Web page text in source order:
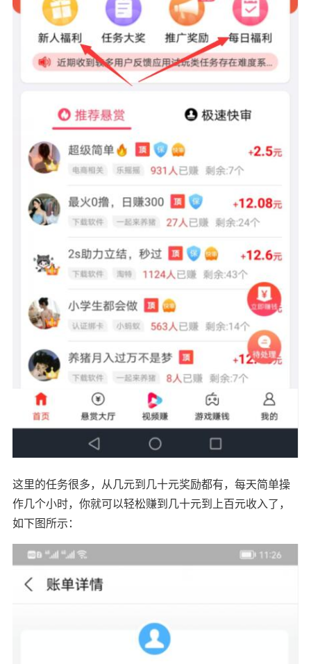
这里的任务很多，从几元到几十元奖励都有，每天简单操
作几个小时，你就可以轻松赚到几十元到上百元收入了，
如下图所示：